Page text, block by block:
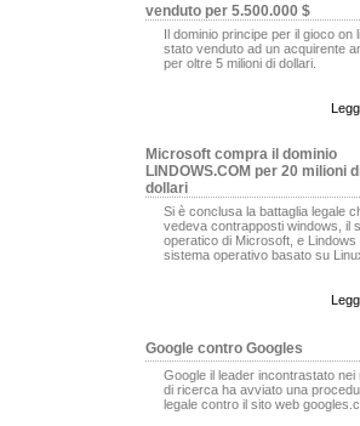
venduto per 5.500.000 $
Il dominio principe per il gioco on
stato venduto ad un acquirente
per oltre 5 milioni di dollari.
Microsoft compra il dominio
LINDOWS.COM per 20 milioni
dollari
Si è conclusa la battaglia legale
vedeva contrapposti windows, il
operatico di Microsoft, e Lindows
sistema operativo basato su
Google contro Googles
Google il leader incontrastato nei
di ricerca ha avviato una
legale contro il sito web